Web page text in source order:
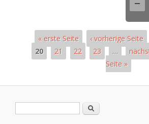
« erste Seite ‹ vorherige Seite
20
21 22 23 …
Seite »
Formulario de búsqueda
Buscar